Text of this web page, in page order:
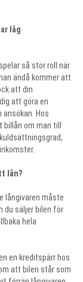
låg
så stor roll när
ändå kommer att
att din
att göra en
ansökan. Hos
om man till
lån?
långivaren måste
du säljer bilen för
hela
en kreditspärr hos
att bilen står som